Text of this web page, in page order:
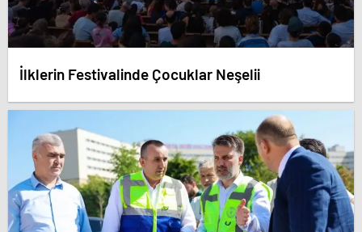
İlklerin Festivalinde Çocuklar Neşelii